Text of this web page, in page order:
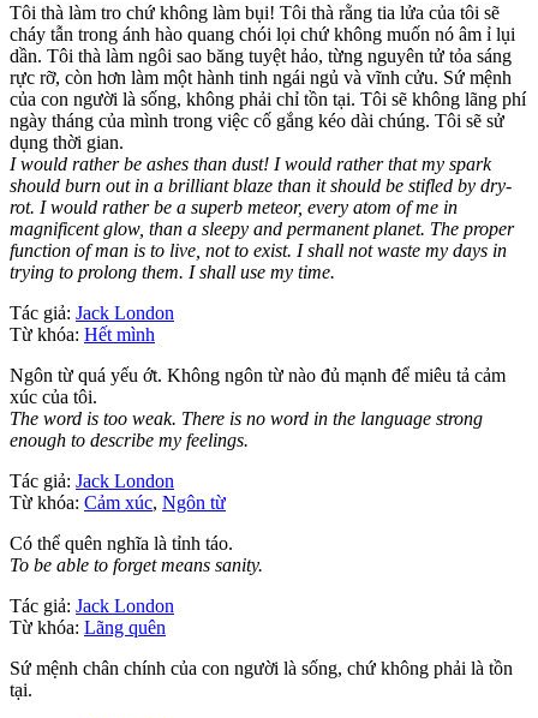
Tôi thà làm tro chứ không làm bụi! Tôi thà rằng tia lửa của tôi sẽ
cháy tẫn trong ánh hào quang chói lọi chứ không muốn nó âm ỉ lụi
dần. Tôi thà làm ngôi sao băng tuyệt hảo, từng nguyên tử tỏa sáng
rực rỡ, còn hơn làm một hành tinh ngái ngủ và vĩnh cửu. Sứ mệnh
của con người là sống, không phải chỉ tồn tại. Tôi sẽ không lãng phí
ngày tháng của mình trong việc cố gắng kéo dài chúng. Tôi sẽ sử
dụng thời gian.
I would rather be ashes than dust! I would rather that my spark
should burn out in a brilliant blaze than it should be stifled by dry-
rot. I would rather be a superb meteor, every atom of me in
magnificent glow, than a sleepy and permanent planet. The proper
function of man is to live, not to exist. I shall not waste my days in
trying to prolong them. I shall use my time.
Tác giả: Jack London
Từ khóa: Hết mình
Ngôn từ quá yếu ớt. Không ngôn từ nào đủ mạnh để miêu tả cảm
xúc của tôi.
The word is too weak. There is no word in the language strong
enough to describe my feelings.
Tác giả: Jack London
Từ khóa: Cảm xúc, Ngôn từ
Có thể quên nghĩa là tỉnh táo.
To be able to forget means sanity.
Tác giả: Jack London
Từ khóa: Lãng quên
Sứ mệnh chân chính của con người là sống, chứ không phải là tồn
tại.